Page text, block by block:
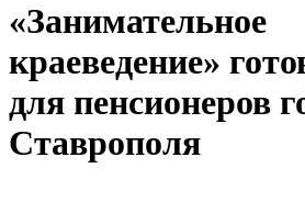
«Занимательное
краеведение»
для пенсионеров
Ставрополя